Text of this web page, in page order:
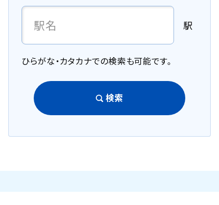
駅
ひらがな・カタカナでの検索も可能です。
検索